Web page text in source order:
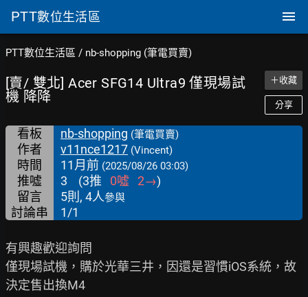
PTT數位生活區
PTT數位生活區 / nb-shopping (筆電買賣)
[賣/ 雙北] Acer SFG14 Ultra9 僅現場試
機 降降
＋收藏
分享
看板 nb-shopping (筆電買賣)
作者 v11nce1217 (Vincent)
時間 11月前 (2025/08/26 03:03)
推噓 3 (3推 0噓 2→)
留言
5則, 4人參與
討論串 1/1
有興趣歡迎詢問
僅現場試機，購於光華三井，因還是習慣iOS系統，故
決定售出換M4